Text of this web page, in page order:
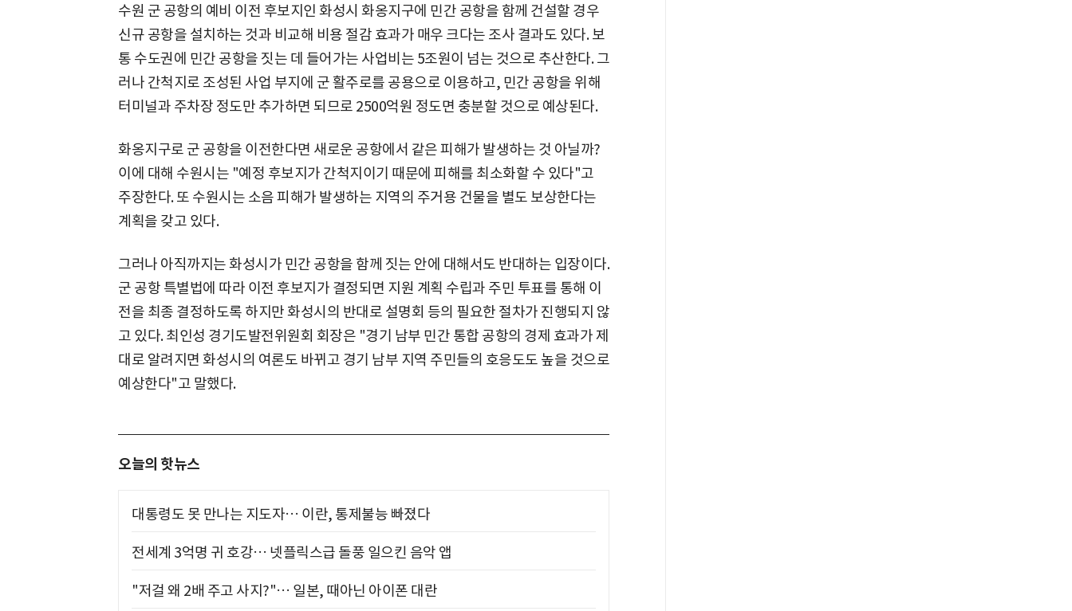
수원 군 공항의 예비 이전 후보지인 화성시 화옹지구에 민간 공항을 함께 건설할 경우
신규 공항을 설치하는 것과 비교해 비용 절감 효과가 매우 크다는 조사 결과도 있다. 보
통 수도권에 민간 공항을 짓는 데 들어가는 사업비는 5조원이 넘는 것으로 추산한다. 그
러나 간척지로 조성된 사업 부지에 군 활주로를 공용으로 이용하고, 민간 공항을 위해
터미널과 주차장 정도만 추가하면 되므로 2500억원 정도면 충분할 것으로 예상된다.
화옹지구로 군 공항을 이전한다면 새로운 공항에서 같은 피해가 발생하는 것 아닐까?
이에 대해 수원시는 "예정 후보지가 간척지이기 때문에 피해를 최소화할 수 있다"고
주장한다. 또 수원시는 소음 피해가 발생하는 지역의 주거용 건물을 별도 보상한다는
계획을 갖고 있다.
그러나 아직까지는 화성시가 민간 공항을 함께 짓는 안에 대해서도 반대하는 입장이다.
군 공항 특별법에 따라 이전 후보지가 결정되면 지원 계획 수립과 주민 투표를 통해 이
전을 최종 결정하도록 하지만 화성시의 반대로 설명회 등의 필요한 절차가 진행되지 않
고 있다. 최인성 경기도발전위원회 회장은 "경기 남부 민간 통합 공항의 경제 효과가 제
대로 알려지면 화성시의 여론도 바뀌고 경기 남부 지역 주민들의 호응도도 높을 것으로
예상한다"고 말했다.
오늘의 핫뉴스
대통령도 못 만나는 지도자… 이란, 통제불능 빠졌다
전세계 3억명 귀 호강… 넷플릭스급 돌풍 일으킨 음악 앱
"저걸 왜 2배 주고 사지?"… 일본, 때아닌 아이폰 대란